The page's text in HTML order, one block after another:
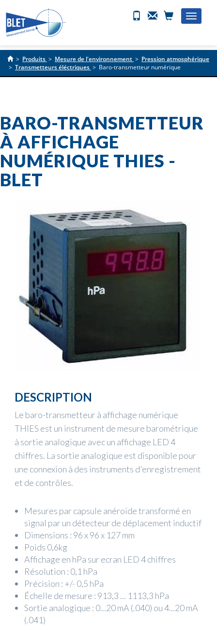
Toggle
> Produits > Mesure de l'environnement > Pression atmosphérique
> Transmetteurs éléctriques > Baro-transmetteur numérique
BARO-TRANSMETTEUR
À AFFICHAGE
NUMÉRIQUE THIES -
BLET
DESCRIPTION
Le baro-transmetteur à affichage numérique
THIES est un instrument de mesure barométrique
à sortie analogique avec un affichage LED 4
chiffres. La sortie analogique est disponible pour
une connexion à des instruments d'enregistrement
et de contrôles.
Mesures par capsule anéroïde transformé en
signal par un détecteur de déplacement inductif
Dimensions : 96 x 96 x 127 mm
Poids 0,6kg
Affichage en hPa sur ecran LED 4 chiffres
Résolution : 0,1 hPa
Précision : +/- 0,5 hPa
Échelle de mesure : 913,3 ... 1113,3 hPa
Sortie analogique : 0...20 mA (.040) ou 4...20 mA
(.041)